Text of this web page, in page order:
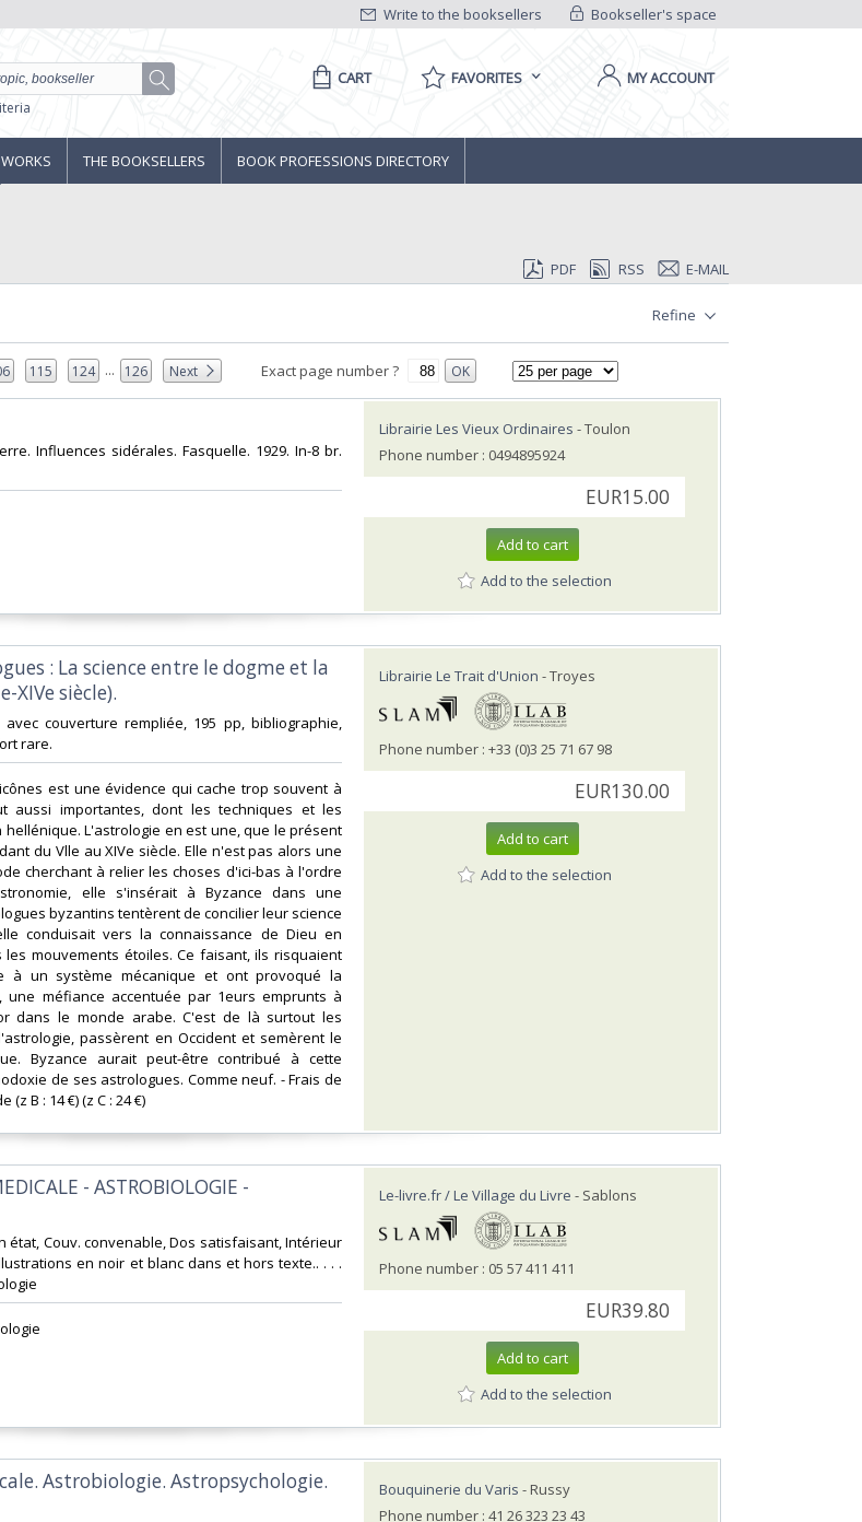
Bookseller's space
Write to the booksellers
CART FAVORITES MY ACCOUNT
THE BOOKSELLERS BOOK PROFESSIONS DIRECTORY
PDF RSS E-MAIL
Refine
115 124 ... 126 Next Exact page number ? OK
Influences sidérales. Fasquelle. 1929. In-8 br.
Librairie Les Vieux Ordinaires - Toulon
Phone number : 0494895924
EUR15.00
Add to cart
Add to the selection
: La science entre le dogme et la
XIVe siècle).‎
avec couverture rempliée, 195 pp, bibliographie,
rare.
est une évidence qui cache trop souvent à
aussi importantes, dont les techniques et les
L'astrologie en est une, que le présent
du Vlle au XIVe siècle. Elle n'est pas alors une
cherchant à relier les choses d'ici-bas à l'ordre
elle s'insérait à Byzance dans une
byzantins tentèrent de concilier leur science
conduisait vers la connaissance de Dieu en
mouvements étoiles. Ce faisant, ils risquaient
à un système mécanique et ont provoqué la
une méfiance accentuée par 1eurs emprunts à
dans le monde arabe. C'est de là surtout les
passèrent en Occident et semèrent le
Byzance aurait peut-être contribué à cette
de ses astrologues. Comme neuf. - Frais de
(z B : 14 €) (z C : 24 €)
Librairie Le Trait d'Union - Troyes
Phone number : +33 (0)3 25 71 67 98
EUR130.00
Add to cart
Add to the selection
- ASTROBIOLOGIE -
état, Couv. convenable, Dos satisfaisant, Intérieur
en noir et blanc dans et hors texte.. . . .
Le-livre.fr / Le Village du Livre - Sablons
Phone number : 05 57 411 411
EUR39.80
Add to cart
Add to the selection
Astrobiologie. Astropsychologie.
Bouquinerie du Varis - Russy
Phone number : 41 26 323 23 43